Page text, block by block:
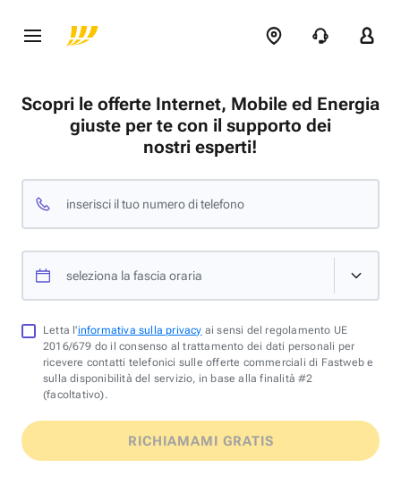
Scopri le offerte Internet, Mobile ed Energia
giuste per te con il supporto dei
nostri esperti!
inserisci il tuo numero di telefono
seleziona la fascia oraria
Letta l'informativa sulla privacy ai sensi del regolamento UE
2016/679 do il consenso al trattamento dei dati personali per
ricevere contatti telefonici sulle offerte commerciali di Fastweb e
sulla disponibilità del servizio, in base alla finalità #2
(facoltativo).
RICHIAMAMI GRATIS